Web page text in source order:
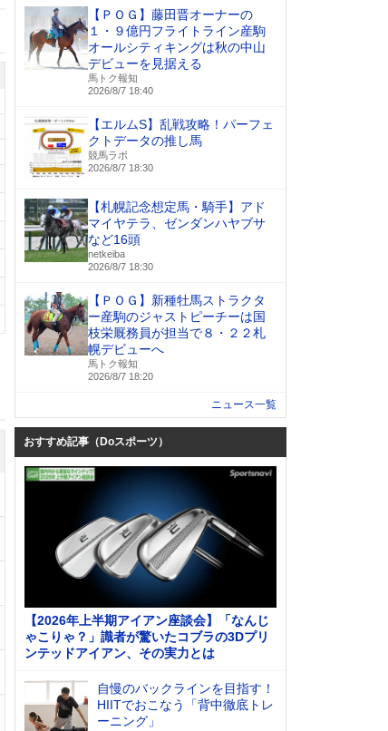
【ＰＯＧ】藤田晋オーナーの
１・９億円フライトライン産駒
オールシティキングは秋の中山
デビューを見据える
馬トク報知
2026/8/7 18:40
【エルムS】乱戦攻略！パーフェ
クトデータの推し馬
競馬ラボ
2026/8/7 18:30
【札幌記念想定馬・騎手】アド
マイヤテラ、ゼンダンハヤブサ
など16頭
netkeiba
2026/8/7 18:30
【ＰＯＧ】新種牡馬ストラクタ
ー産駒のジャストピーチーは国
枝栄厩務員が担当で８・２２札
幌デビューへ
馬トク報知
2026/8/7 18:20
ニュース一覧
おすすめ記事（Doスポーツ）
【2026年上半期アイアン座談会】「なんじ
ゃこりゃ？」識者が驚いたコブラの3Dプリ
ンテッドアイアン、その実力とは
自慢のバックラインを目指す！
HIITでおこなう「背中徹底トレ
ーニング」